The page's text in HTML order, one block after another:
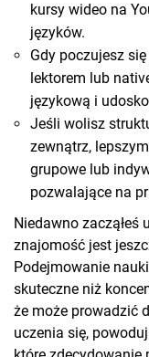
kursy wideo na
języków.
Gdy poczujesz
lektorem lub
językową i
Jeśli wolisz
zewnątrz,
grupowe lub
pozwalające na
Niedawno zacząłeś
znajomość jest
Podejmowanie
skuteczne niż
że może prowadzić
uczenia się,